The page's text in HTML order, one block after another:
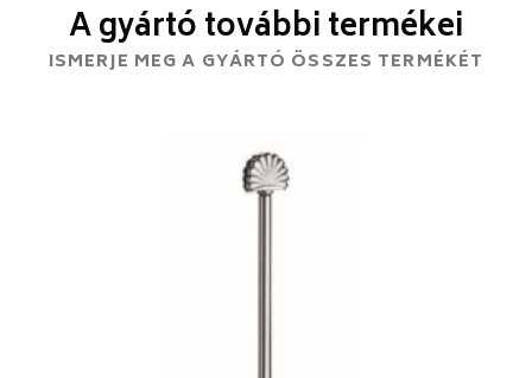
A gyártó további termékei
ISMERJE MEG A GYÁRTÓ ÖSSZES TERMÉKÉT